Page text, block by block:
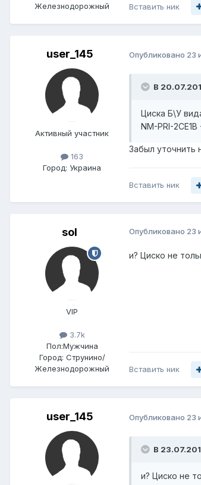
Железнодорожный
Вставить ник
user_145
Активный участник
163
Город: Украина
Опубликовано 23
В
Циска Б\У
NM-PRI-
Забыл уточнить
Вставить ник
sol
VIP
3.7k
Пол:Мужчина
Город: Струнино/
Железнодорожный
Опубликовано 23
и? Циско не
Вставить ник
user_145 Опубликовано 23
В
и? Циско не